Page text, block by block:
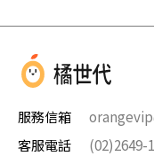
服務信箱
客服電話
(02)2649-